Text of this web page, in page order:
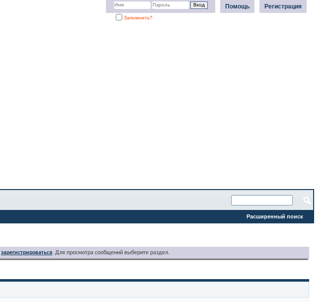
Регистрация
Помощь
Запомнить?
Расширенный поиск
зарегистрироваться. Для просмотра сообщений выберите раздел.